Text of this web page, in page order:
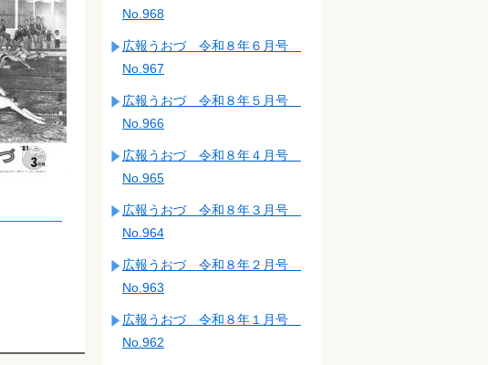
No.968
広報うおづ 令和８年６月号
No.967
広報うおづ 令和８年５月号
No.966
広報うおづ 令和８年４月号
No.965
広報うおづ 令和８年３月号
No.964
広報うおづ 令和８年２月号
No.963
広報うおづ 令和８年１月号
No.962